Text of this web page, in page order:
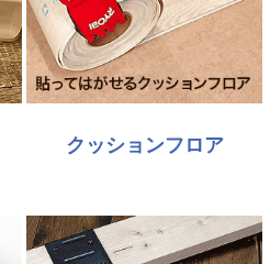
クッションフロア